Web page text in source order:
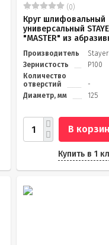
(0)
Круг шлифовальный
универсальный
"MASTER" из
Производитель
Stayer
Зернистость
Р100
Количество
отверстий
-
Диаметр, мм
125
В
Купить в 1